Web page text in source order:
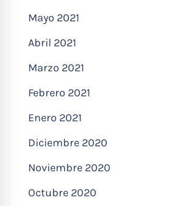
Mayo 2021
Abril 2021
Marzo 2021
Febrero 2021
Enero 2021
Diciembre 2020
Noviembre 2020
Octubre 2020